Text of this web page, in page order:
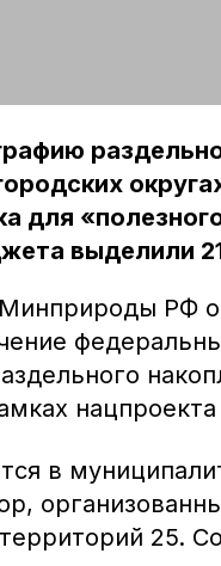
для
выделили
РФ
нацпроекта
в
25.